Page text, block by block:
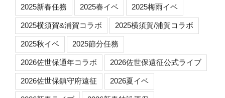
2025新春任務 2025春イベ 2025梅雨イベ
2025横須賀&浦賀コラボ 2025横須賀/浦賀コラボ
2025秋イベ 2025節分任務
2026佐世保通年コラボ 2026佐世保遠征公式ライブ
2026佐世保鎮守府遠征 2026夏イベ